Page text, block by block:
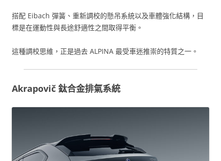
搭配 Eibach 彈簧、重新調校的懸吊系統以及車體強化結構，目
標是在運動性與長途舒適性之間取得平衡。
這種調校思維，正是過去 ALPINA 最受車迷推崇的特質之一。
Akrapovič 鈦合金排氣系統